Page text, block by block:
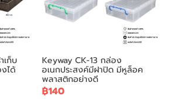
เก็บ
ได้
Keyway CK-13 กล่อง
อเนกประสงค์มีฝาปิด มีหูล็อค
พลาสติกอย่างดี
฿140